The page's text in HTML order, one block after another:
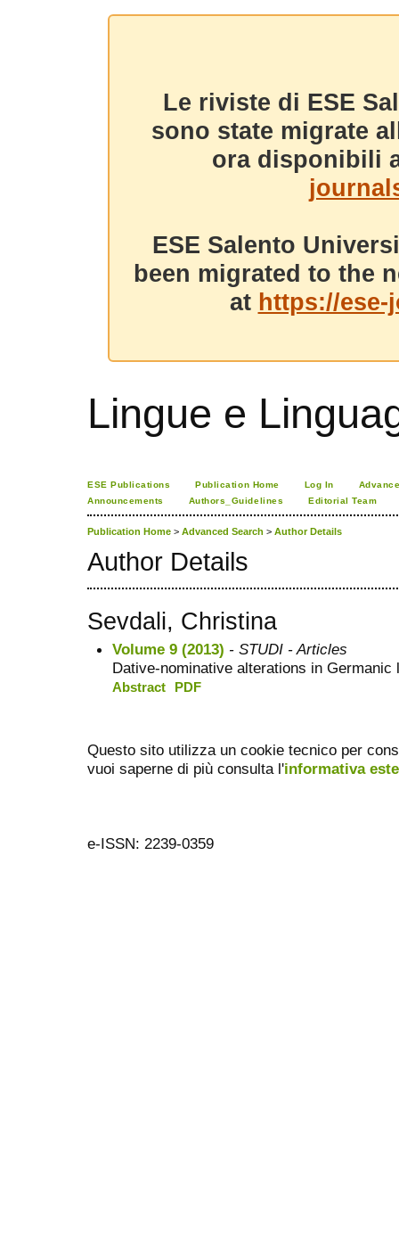
Le riviste di ESE
sono state migrate
ora disponibili
ESE Salento
been migrated to the
at https://
Lingue e
ESE Publications Publication Home Log In
Announcements
Authors_Guidelines Editorial Team
Publication Home > Advanced Search > Author Details
Author Details
Sevdali, Christina
Volume 9 (2013) - STUDI - Articles
Dative-nominative alterations in
Abstract PDF
Questo sito utilizza un cookie tecnico per
vuoi saperne di più consulta l'informativa
e-ISSN: 2239-0359